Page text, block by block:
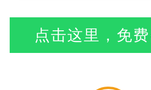
点击这里，免